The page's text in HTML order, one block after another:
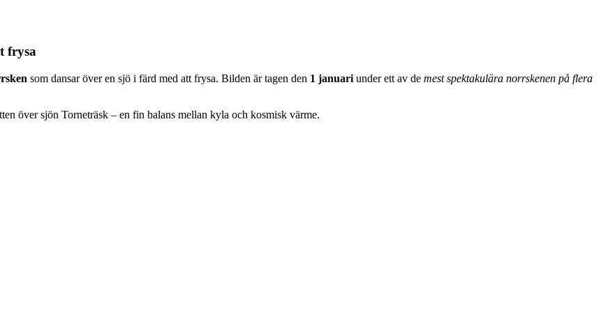
frysa
som dansar över en sjö i färd med att frysa. Bilden är tagen den 1 januari under ett av de mest spektakulära norrskenen på flera
över sjön Torneträsk – en fin balans mellan kyla och kosmisk värme.